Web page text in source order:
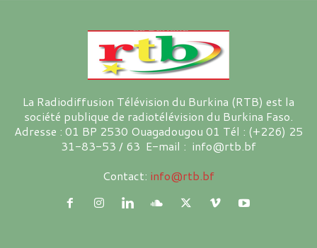
La Radiodiffusion Télévision du Burkina (RTB) est la
société publique de radiotélévision du Burkina Faso.
Adresse : 01 BP 2530 Ouagadougou 01 Tél : (+226) 25
31-83-53 / 63 E-mail : info@rtb.bf
Contact: info@rtb.bf